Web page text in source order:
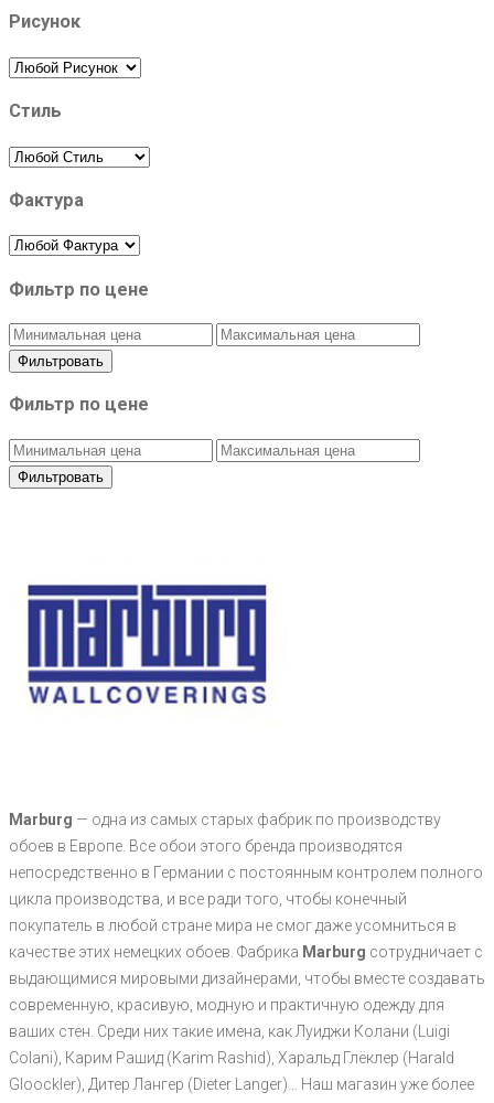
Рисунок
Стиль
Фактура
Фильтр по цене
Фильтровать
Фильтр по цене
Фильтровать
Marburg — одна из самых старых фабрик по производству
обоев в Европе. Все обои этого бренда производятся
непосредственно в Германии с постоянным контролем полного
цикла производства, и все ради того, чтобы конечный
покупатель в любой стране мира не смог даже усомниться в
качестве этих немецких обоев. Фабрика Marburg сотрудничает с
выдающимися мировыми дизайнерами, чтобы вместе создавать
современную, красивую, модную и практичную одежду для
ваших стен. Среди них такие имена, как Луиджи Колани (Luigi
Colani), Карим Рашид (Karim Rashid), Харальд Глёклер (Harald
Gloockler), Дитер Лангер (Dieter Langer)… Наш магазин уже более